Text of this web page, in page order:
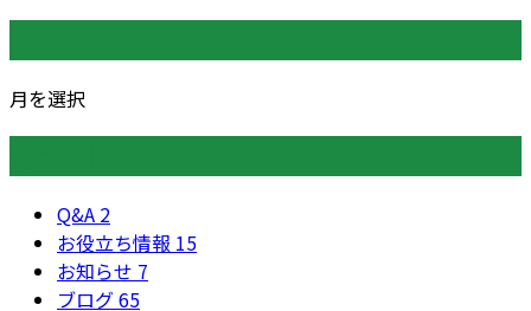
月を選択
Q&A 2
お役立ち情報 15
お知らせ 7
ブログ65